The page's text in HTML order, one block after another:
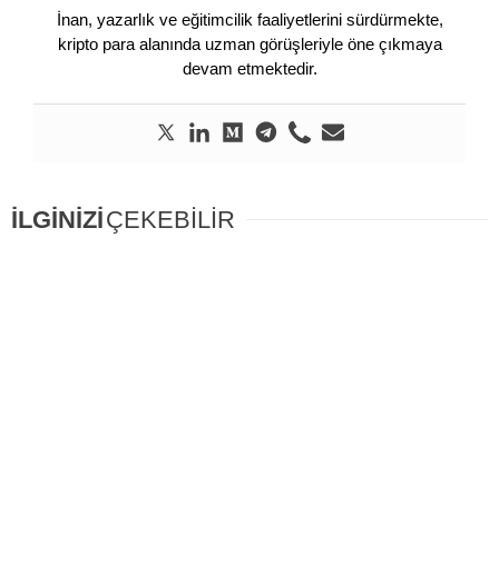
İnan, yazarlık ve eğitimcilik faaliyetlerini sürdürmekte,
kripto para alanında uzman görüşleriyle öne çıkmaya
devam etmektedir.
İLGİNİZİÇEKEBİLİR